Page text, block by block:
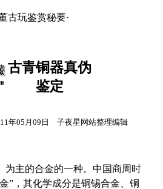
古玩鉴赏秘要·
古青铜器真伪
鉴定
年05月09日 子夜星网站整理编辑
主的合金的一种。中国商周时
”，其化学成分是铜锡合金、铜